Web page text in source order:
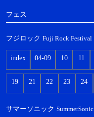
フェス
フジロック Fuji Rock Festival
index 04-09 10 11
19 21 22 23 24
サマーソニック SummerSonic